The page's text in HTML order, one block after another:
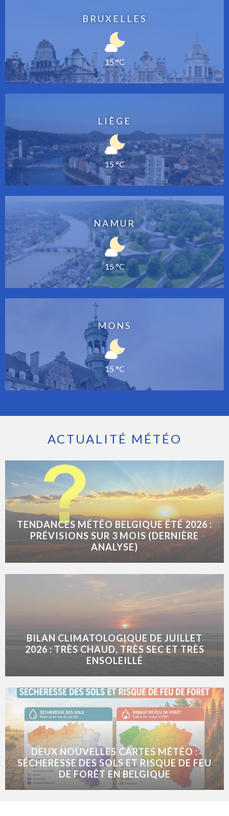
BRUXELLES
15 °C
LIÈGE
15 °C
NAMUR
15 °C
MONS
15 °C
ACTUALITÉ MÉTÉO
TENDANCES MÉTÉO BELGIQUE ÉTÉ 2026 :
PRÉVISIONS SUR 3 MOIS (DERNIÈRE
ANALYSE)
BILAN CLIMATOLOGIQUE DE JUILLET
2026 : TRÈS CHAUD, TRÈS SEC ET TRÈS
ENSOLEILLÉ
DEUX NOUVELLES CARTES MÉTÉO :
SÉCHERESSE DES SOLS ET RISQUE DE FEU
DE FORÊT EN BELGIQUE